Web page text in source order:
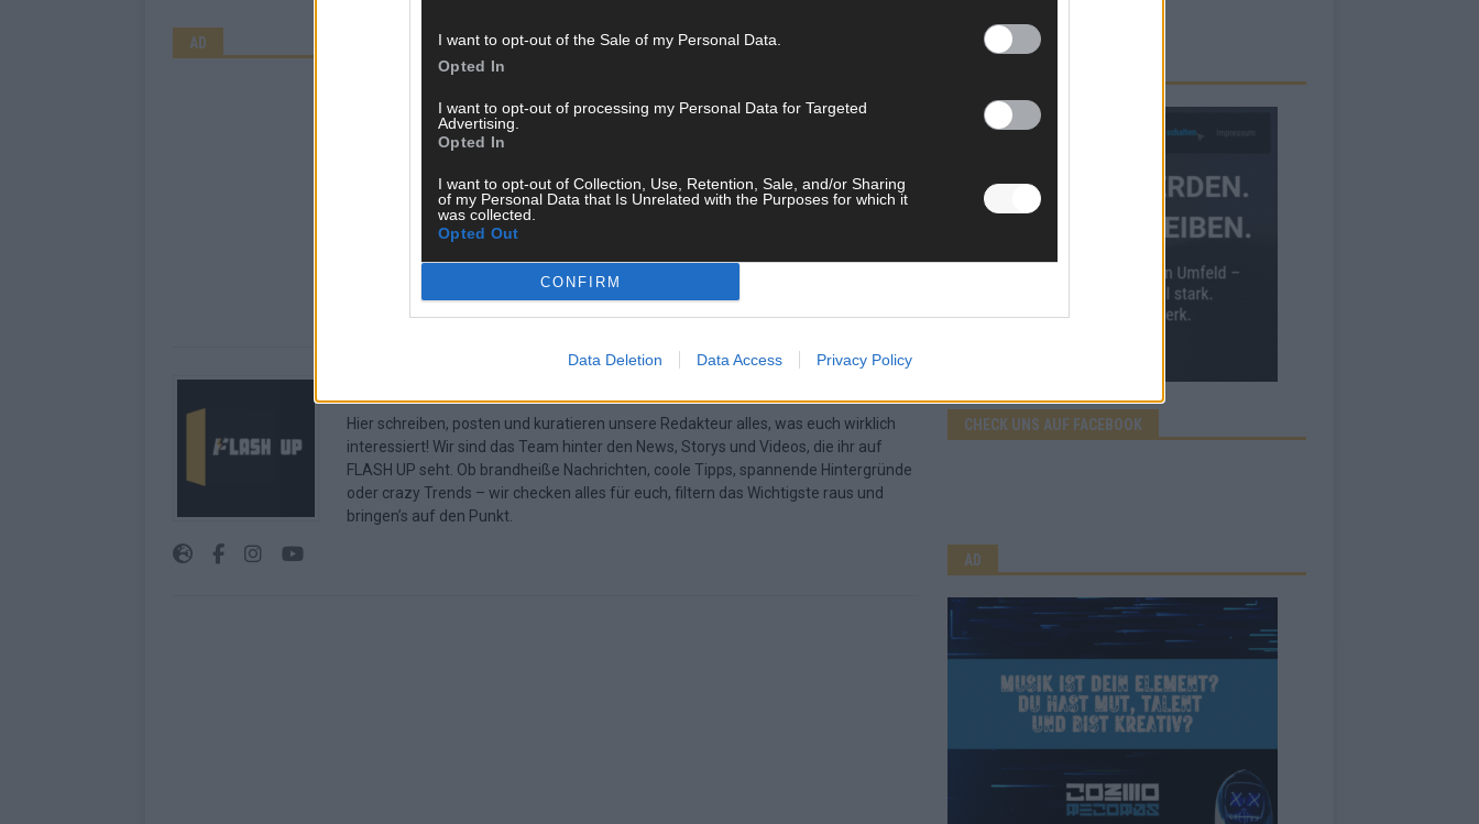
I want to opt-out of the Sale of my Personal Data.
Opted In
I want to opt-out of processing my Personal Data for Targeted
Advertising.
Opted In
I want to opt-out of Collection, Use, Retention, Sale, and/or Sharing
of my Personal Data that Is Unrelated with the Purposes for which it
was collected.
Opted Out
CONFIRM
Data Deletion Data Access Privacy Policy
AD
Hier schreiben, posten und kuratieren unsere Redakteur alles, was euch wirklich
interessiert! Wir sind das Team hinter den News, Storys und Videos, die ihr auf
FLASH UP seht. Ob brandheiße Nachrichten, coole Tipps, spannende Hintergründe
oder crazy Trends – wir checken alles für euch, filtern das Wichtigste raus und
bringen’s auf den Punkt.
CHECK UNS AUF FACEBOOK
AD